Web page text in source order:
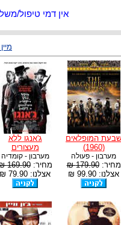
אין דמי טיפול/משלוח
שבעת המופלאים
(1960)
מערבון - פעולה
מחיר:179.90 ₪
אצלנו: 99.90 ₪
ג'אנגו ללא
מעצורים
מערבון - קומדיה
מחיר:169.90 ₪
אצלנו: 79.90 ₪